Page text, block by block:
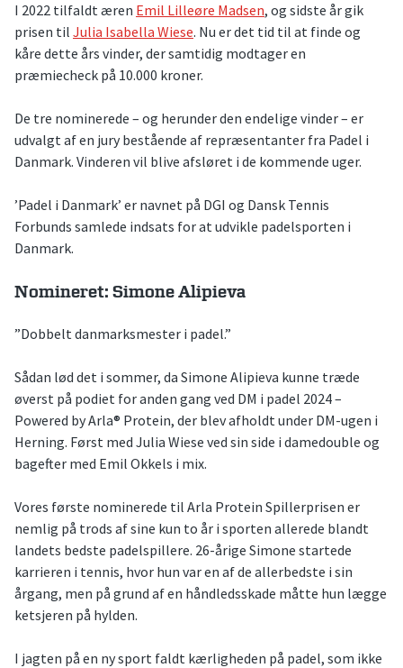
I 2022 tilfaldt æren Emil Lilleøre Madsen, og sidste år gik
prisen til Julia Isabella Wiese. Nu er det tid til at finde og
kåre dette års vinder, der samtidig modtager en
præmiecheck på 10.000 kroner.
De tre nominerede – og herunder den endelige vinder – er
udvalgt af en jury bestående af repræsentanter fra Padel i
Danmark. Vinderen vil blive afsløret i de kommende uger.
’Padel i Danmark’ er navnet på DGI og Dansk Tennis
Forbunds samlede indsats for at udvikle padelsporten i
Danmark.
Nomineret: Simone Alipieva
”Dobbelt danmarksmester i padel.”
Sådan lød det i sommer, da Simone Alipieva kunne træde
øverst på podiet for anden gang ved DM i padel 2024 –
Powered by Arla® Protein, der blev afholdt under DM-ugen i
Herning. Først med Julia Wiese ved sin side i damedouble og
bagefter med Emil Okkels i mix.
Vores første nominerede til Arla Protein Spillerprisen er
nemlig på trods af sine kun to år i sporten allerede blandt
landets bedste padelspillere. 26-årige Simone startede
karrieren i tennis, hvor hun var en af de allerbedste i sin
årgang, men på grund af en håndledsskade måtte hun lægge
ketsjeren på hylden.
I jagten på en ny sport faldt kærligheden på padel, som ikke